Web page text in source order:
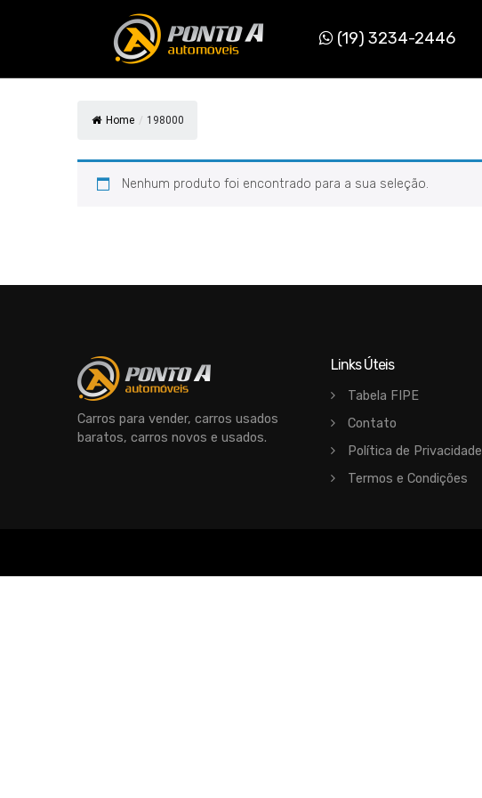
(19) 3234-2446
Home / 198000
Nenhum produto foi encontrado para a sua seleção.
Carros para vender, carros usados
baratos, carros novos e usados.
Links Úteis
Tabela FIPE
Contato
Política de Privacidade
Termos e Condições